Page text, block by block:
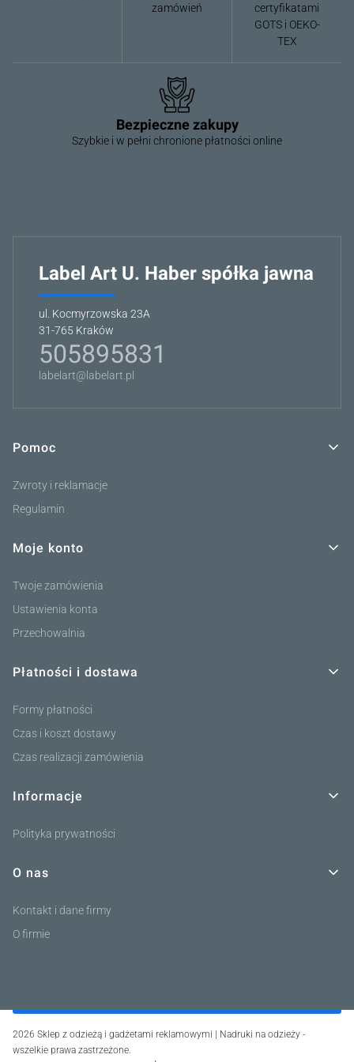
zamówień
certyfikatami
GOTS i OEKO-
TEX
Bezpieczne zakupy
Szybkie i w pełni chronione płatności online
Label Art U. Haber spółka jawna
ul. Kocmyrzowska 23A
31-765 Kraków
505895831
labelart@labelart.pl
Linki w stopce
Pomoc
Zwroty i reklamacje
Regulamin
Moje konto
Twoje zamówienia
Ustawienia konta
Przechowalnia
Płatności i dostawa
Formy płatności
Czas i koszt dostawy
Czas realizacji zamówienia
Informacje
Polityka prywatności
O nas
Kontakt i dane firmy
O firmie
2026 Sklep z odzieżą i gadżetami reklamowymi | Nadruki na odzieży -
wszelkie prawa zastrzeżone.